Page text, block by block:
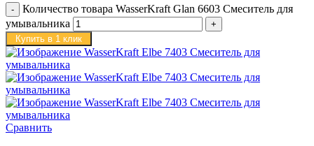
Количество товара WasserKraft Glan 6603 Смеситель для
умывальника
Купить в 1 клик
Сравнить